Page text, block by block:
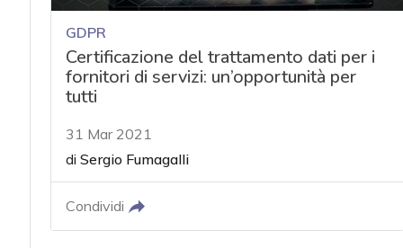
GDPR
Certificazione del trattamento dati per i
fornitori di servizi: un’opportunità per
tutti
31 Mar 2021
di Sergio Fumagalli
Condividi